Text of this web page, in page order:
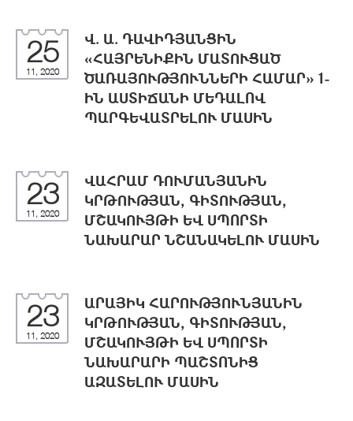
25
11, 2020
Վ. Ա. ԴԱՎԻԴՅԱՆՑԻՆ
«ՀԱՅՐԵՆԻՔԻՆ ՄԱՏՈՒՑԱԾ
ԾԱՌԱՅՈՒԹՅՈՒՆՆԵՐԻ ՀԱՄԱՐ» 1-
ԻՆ ԱՍՏԻՃԱՆԻ ՄԵԴԱԼՈՎ
ՊԱՐԳԵՎԱՏՐԵԼՈՒ ՄԱՍԻՆ
23
11, 2020
ՎԱՀՐԱՄ ԴՈՒՄԱՆՅԱՆԻՆ
ԿՐԹՈՒԹՅԱՆ, ԳԻՏՈՒԹՅԱՆ,
ՄՇԱԿՈՒՅԹԻ ԵՎ ՍՊՈՐՏԻ
ՆԱԽԱՐԱՐ ՆՇԱՆԱԿԵԼՈՒ ՄԱՍԻՆ
23
11, 2020
ԱՐԱՅԻԿ ՀԱՐՈՒԹՅՈՒՆՅԱՆԻՆ
ԿՐԹՈՒԹՅԱՆ, ԳԻՏՈՒԹՅԱՆ,
ՄՇԱԿՈՒՅԹԻ ԵՎ ՍՊՈՐՏԻ
ՆԱԽԱՐԱՐԻ ՊԱՇՏՈՆԻՑ
ԱԶԱՏԵԼՈՒ ՄԱՍԻՆ